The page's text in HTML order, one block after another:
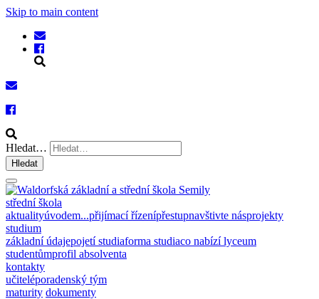
Skip to main content
Hledat…
Hledat
střední škola
aktualityúvodem...přijímací řízenípřestupnavštivte násprojekty
studium
základní údajepojetí studiaforma studiaco nabízí lyceum
studentůmprofil absolventa
kontakty
učiteléporadenský tým
maturity dokumenty